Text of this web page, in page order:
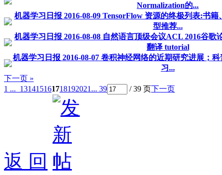
Normalization的...
机器学习日报 2016-08-09 TensorFlow 资源的终极列表:书
型推荐...
机器学习日报 2016-08-08 自然语言顶级会议ACL 2016谷
翻译 tutorial
机器学习日报 2016-08-07 卷积神经网络的近期研究进展；
习...
下一页 »
1 ... 131415161718192021 ... 39 / 39 页下一页
返 回